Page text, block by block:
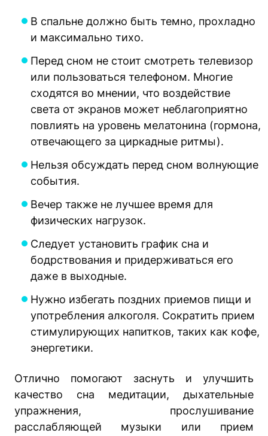
В спальне должно быть темно, прохладно
и максимально тихо.
Перед сном не стоит смотреть телевизор
или пользоваться телефоном. Многие
сходятся во мнении, что воздействие
света от экранов может неблагоприятно
повлиять на уровень мелатонина (гормона,
отвечающего за циркадные ритмы).
Нельзя обсуждать перед сном волнующие
события.
Вечер также не лучшее время для
физических нагрузок.
Следует установить график сна и
бодрствования и придерживаться его
даже в выходные.
Нужно избегать поздних приемов пищи и
употребления алкоголя. Сократить прием
стимулирующих напитков, таких как кофе,
энергетики.
Отлично помогают заснуть и улучшить
качество сна медитации, дыхательные
упражнения, прослушивание
расслабляющей музыки или прием